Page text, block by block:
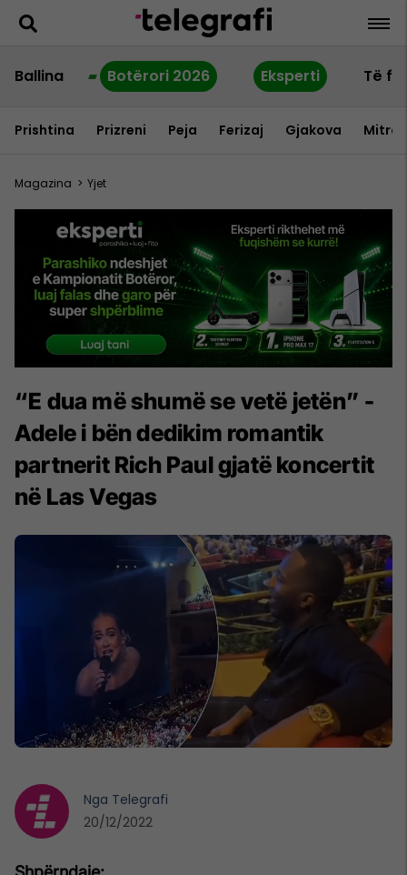
Ballina Botërori 2026 Eksperti Të
Prishtina Prizreni Peja Ferizaj Gjakova
Magazina > Yjet
“E dua më shumë se vetë jetën” -
Adele i bën dedikim romantik
partnerit Rich Paul gjatë koncertit
në Las Vegas
Nga Telegrafi
20/12/2022